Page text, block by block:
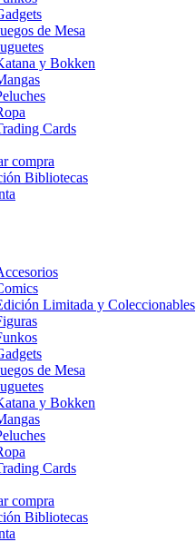
de Mesa
y Bokken
Cards
compra
Bibliotecas
Limitada y Coleccionables
de Mesa
y Bokken
Cards
compra
Bibliotecas